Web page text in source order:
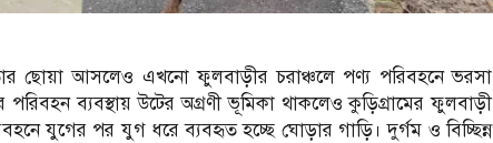
ছোয়া আসলেও এখনো ফুলবাড়ীর চরাঞ্চলে পণ্য পরিবহনে ভরসা
পরিবহন ব্যবস্থায় উটের অগ্রণী ভূমিকা থাকলেও কুড়িগ্রামের ফুলবাড়ী
যুগের পর যুগ ধরে ব্যবহৃত হচ্ছে ঘোড়ার গাড়ি। দুর্গম ও বিচ্ছিন্ন